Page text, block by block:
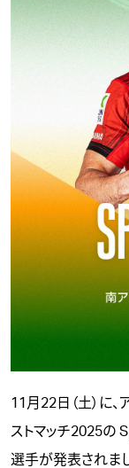
11月22日（土）に
ストマッチ2025の
選手が発表されまし